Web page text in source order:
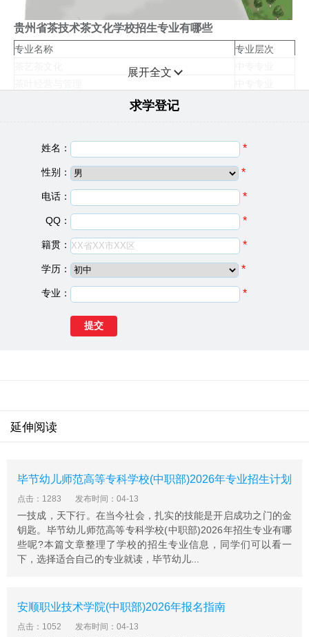
贵州省茶技术茶文化学校招生专业有哪些
专业名称
专业层次
建筑工程施工
印刷技术
中专专业
电子电器运用与维修
中专专业
汽车运用与维修
中专专业
计算机与数码产品维修
中专专业
计算机平面设计（广告装饰设计）
中专专业
计算机网络技术
中专专业
计算机应用
中专专业
学前教育（幼师）
中专专业
2、身体健康，无传染疾病或重大病史;
报名方式
凡符合学校招生条件的学生持户口簿、身份证、2张一寸
彩色照片到学校招生就业办公室报名。高中毕业生可在学
校网站上报名
贵州省茶技术茶文化学校基础信息
建校日期：1950
学校地址：贵阳市白云大道229号
学校简介
展开全文
求学登记
姓名： *
性别： *
电话： *
QQ： *
籍贯： *
学历： *
专业： *
延伸阅读
毕节幼儿师范高等专科学校(中职部)2026年专业招生计划
点击：1283 发布时间：04-13
一技成，天下行。在当今社会，扎实的技能是开启成功之门的金
钥匙。毕节幼儿师范高等专科学校(中职部)2026年招生专业有哪
些呢?本篇文章整理了学校的招生专业信息，同学们可以看一
下，选择适合自己的专业就读，毕节幼儿...
安顺职业技术学院(中职部)2026年报名指南
点击：1052 发布时间：04-13